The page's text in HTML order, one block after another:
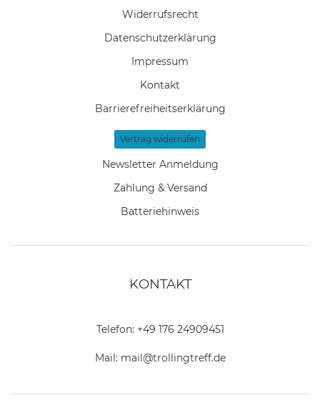
Widerrufs­recht
Daten­schutz­erklärung
Impressum
Kontakt
Barrierefreiheitserklärung
Vertrag widerrufen
Newsletter Anmeldung
Zahlung & Versand
Batteriehinweis
KONTAKT
Telefon: +49 176 24909451
Mail: mail@trollingtreff.de